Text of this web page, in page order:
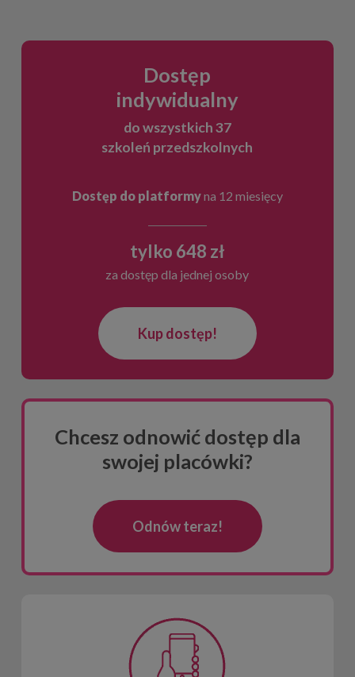
Dostęp
indywidualny
do wszystkich 37
szkoleń przedszkolnych
Dostęp do platformyna 12 miesięcy
tylko 648 zł
za dostęp dla jednej osoby
Kup dostęp!
Chcesz odnowić dostęp dla
swojej placówki?
Odnów teraz!